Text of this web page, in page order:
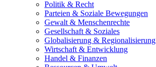
Politik & Recht
Parteien & Soziale Bewegungen
Gewalt & Menschenrechte
Gesellschaft & Soziales
Globalisierung & Regionalisierung
Wirtschaft & Entwicklung
Handel & Finanzen